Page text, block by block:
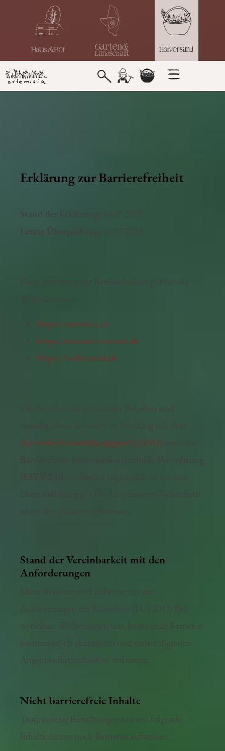
Erklärung zur Barrierefreiheit
https://artemisia.de
https://erde-und-mensch.de
https://hofversand.de
Barrierefreiheitsstärkungsgesetz (BFSG)
Stand der Vereinbarkeit mit den
Anforderungen
Anforderungen der Richtlinie (EU) 2019/882
vereinbar. Wir bemühen uns, bestehende Barrieren
kontinuierlich abzubauen und unsere digitalen
Angebote fortlaufend zu verbessern.
Nicht barrierefreie Inhalte
Trotz unserer Bemühungen können folgende
Inhalte derzeit noch Barrieren aufweisen: